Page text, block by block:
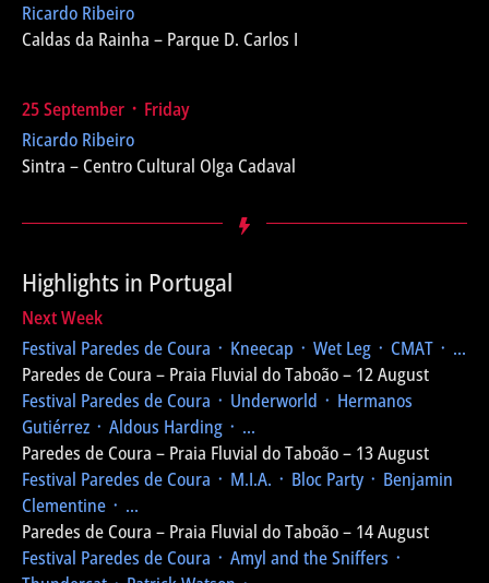
Ricardo Ribeiro
Caldas da Rainha – Parque D. Carlos I
25 September ᛫ Friday
Ricardo Ribeiro
Sintra – Centro Cultural Olga Cadaval
Highlights in Portugal
Next Week
Festival Paredes de Coura ᛫ Kneecap ᛫ Wet Leg ᛫ CMAT ᛫ ...
Paredes de Coura – Praia Fluvial do Taboão – 12 August
Festival Paredes de Coura ᛫ Underworld ᛫ Hermanos
Gutiérrez ᛫ Aldous Harding ᛫ ...
Paredes de Coura – Praia Fluvial do Taboão – 13 August
Festival Paredes de Coura ᛫ M.I.A. ᛫ Bloc Party ᛫ Benjamin
Clementine ᛫ ...
Paredes de Coura – Praia Fluvial do Taboão – 14 August
Festival Paredes de Coura ᛫ Amyl and the Sniffers ᛫